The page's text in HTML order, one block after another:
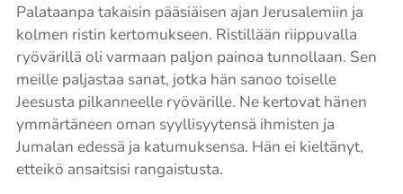
Palataanpa takaisin pääsiäisen ajan Jerusalemiin ja
kolmen ristin kertomukseen. Ristillään riippuvalla
ryövärillä oli varmaan paljon painoa tunnollaan. Sen
meille paljastaa sanat, jotka hän sanoo toiselle
Jeesusta pilkanneelle ryövärille. Ne kertovat hänen
ymmärtäneen oman syyllisyytensä ihmisten ja
Jumalan edessä ja katumuksensa. Hän ei kieltänyt,
etteikö ansaitsisi rangaistusta.